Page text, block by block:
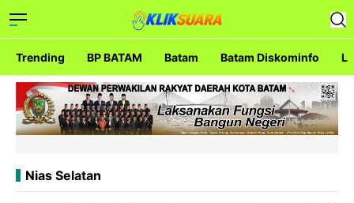
Trending BP BATAM Batam Batam Diskominfo
Nias Selatan